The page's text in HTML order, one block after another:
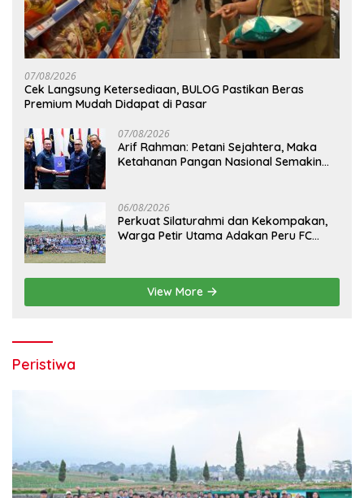
07/08/2026
Cek Langsung Ketersediaan, BULOG Pastikan Beras
Premium Mudah Didapat di Pasar
07/08/2026
Arif Rahman: Petani Sejahtera, Maka
Ketahanan Pangan Nasional Semakin
06/08/2026
Perkuat Silaturahmi dan Kekompakan,
Warga Petir Utama Adakan Peru FC
View More
Peristiwa